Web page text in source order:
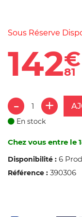
Sous Réserve
142€
81
En stock
Chez vous entre le
Disponibilité : 6
Référence : 390306